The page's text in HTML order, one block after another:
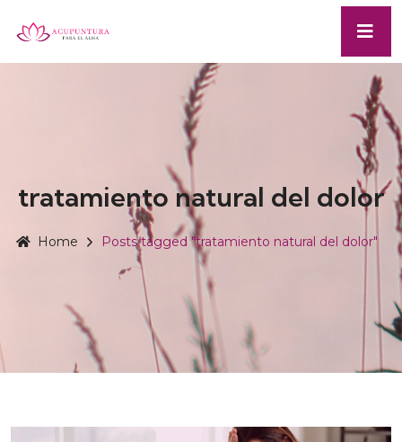
tratamiento natural del dolor
Home Posts tagged "tratamiento natural del dolor"